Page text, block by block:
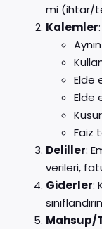
mi (ihtar/
Kalemler:
Elde
Elde
Faiz
Deliller:
verileri,
Giderler:
Mahsup/